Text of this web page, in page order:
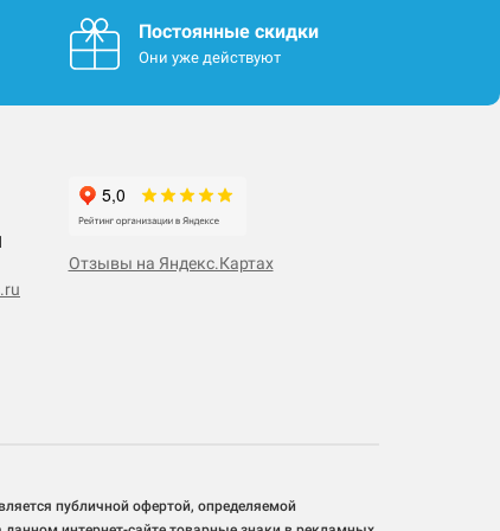
Постоянные скидки
Они уже действуют
Отзывы на Яндекс.Картах
публичной офертой, определяемой